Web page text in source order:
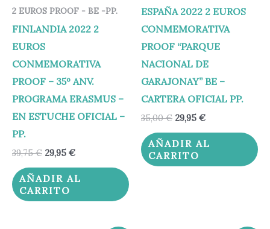
2 EUROS PROOF - BE -PP.
FINLANDIA 2022 2
EUROS
CONMEMORATIVA
PROOF – 35º ANV.
PROGRAMA ERASMUS –
EN ESTUCHE OFICIAL –
PP.
39,75€ 29,95 €
AÑADIR AL
CARRITO
ESPAÑA 2022 2 EUROS
CONMEMORATIVA
PROOF “PARQUE
NACIONAL DE
GARAJONAY” BE –
CARTERA OFICIAL PP.
35,00€ 29,95 €
AÑADIR AL
CARRITO